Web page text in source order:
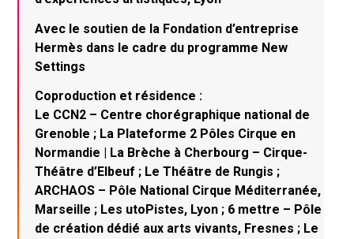
Avec le soutien de la Fondation d’entreprise
Hermès dans le cadre du programme New
Settings
Coproduction et résidence :
Le CCN2 – Centre chorégraphique national de
Grenoble ; La Plateforme 2 Pôles Cirque en
Normandie | La Brèche à Cherbourg – Cirque-
Théâtre d’Elbeuf ; Le Théâtre de Rungis ;
ARCHAOS – Pôle National Cirque Méditerranée,
Marseille ; Les utoPistes, Lyon ; 6 mettre – Pôle
de création dédié aux arts vivants, Fresnes ; Le